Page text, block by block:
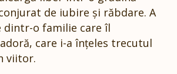
de iubire și răbdare. A
dintr-o familie care îl
care i-a înțeles trecutul
viitor.